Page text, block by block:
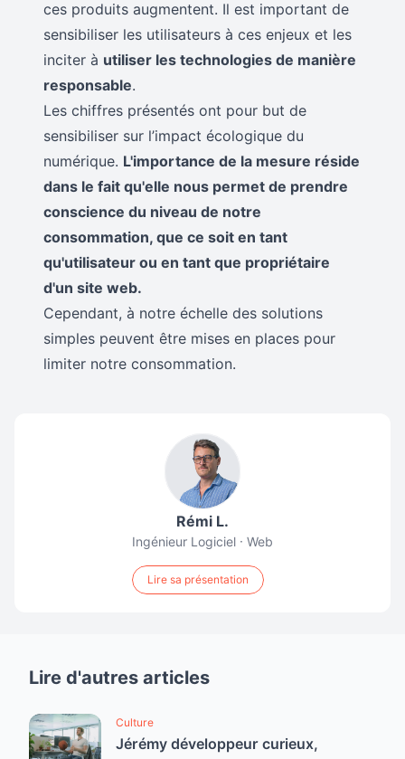
ces produits augmentent. Il est important de
sensibiliser les utilisateurs à ces enjeux et les
inciter à utiliser les technologies de manière
responsable.
Les chiffres présentés ont pour but de
sensibiliser sur l’impact écologique du
numérique. L'importance de la mesure réside
dans le fait qu'elle nous permet de prendre
conscience du niveau de notre
consommation, que ce soit en tant
qu'utilisateur ou en tant que propriétaire
d'un site web.
Cependant, à notre échelle des solutions
simples peuvent être mises en places pour
limiter notre consommation.
Rémi L.
Ingénieur Logiciel · Web
Lire sa présentation
Lire d'autres articles
Culture
Jérémy développeur curieux,